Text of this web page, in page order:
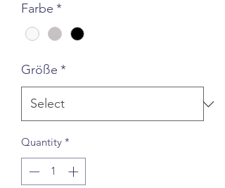
Farbe *
Größe *
Quantity *